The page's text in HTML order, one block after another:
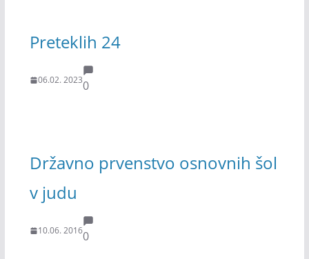
Preteklih 24
06.02. 20230
Državno prvenstvo osnovnih šol
v judu
10.06. 20160